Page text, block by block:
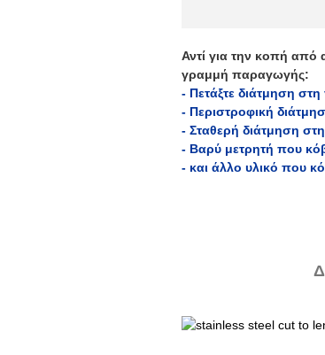
Αντί για την κοπή από
γραμμή παραγωγής:
- Πετάξτε διάτμηση
- Περιστροφική
- Σταθερή διάτμηση
- Βαρύ μετρητή που
- και άλλο υλικό που